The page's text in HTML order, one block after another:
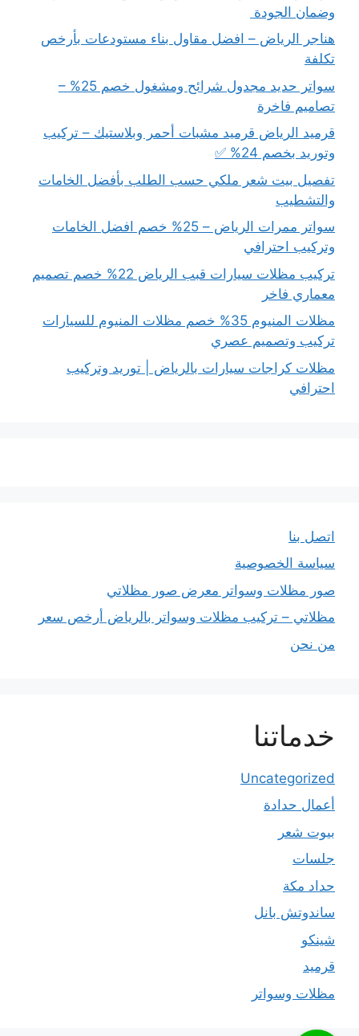
وضمان الجودة
هناجر الرياض – افضل مقاول بناء مستودعات بأرخص
تكلفة
سواتر حديد مجدول شرائح ومشغول خصم 25% –
تصاميم فاخرة
قرميد الرياض قرميد مشبات أحمر وبلاستيك – تركيب
وتوريد بخصم 24% ✅
تفصيل بيت شعر ملكي حسب الطلب بأفضل الخامات
والتشطيب
سواتر ممرات الرياض – 25% خصم افضل الخامات
وتركيب احترافي
تركيب مظلات سيارات قبب الرياض 22% خصم تصميم
معماري فاخر
مظلات المنيوم 35% خصم مظلات المنيوم للسيارات
تركيب وتصميم عصري
مظلات كراجات سيارات بالرياض | توريد وتركيب
احترافي
اتصل بنا
سياسة الخصوصية
صور مظلات وسواتر معرض صور مظلاتي
مظلاتي – تركيب مظلات وسواتر بالرياض أرخص سعر
من نحن
خدماتنا
Uncategorized
أعمال حدادة
بيوت شعر
جلسات
حداد مكة
ساندوتش بانل
شينكو
قرميد
مظلات وسواتر